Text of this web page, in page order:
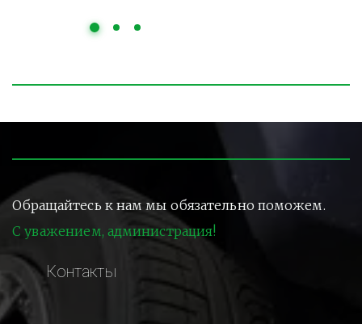
Обращайтесь к нам мы обязательно поможем.
С уважением, администрация!
Контакты